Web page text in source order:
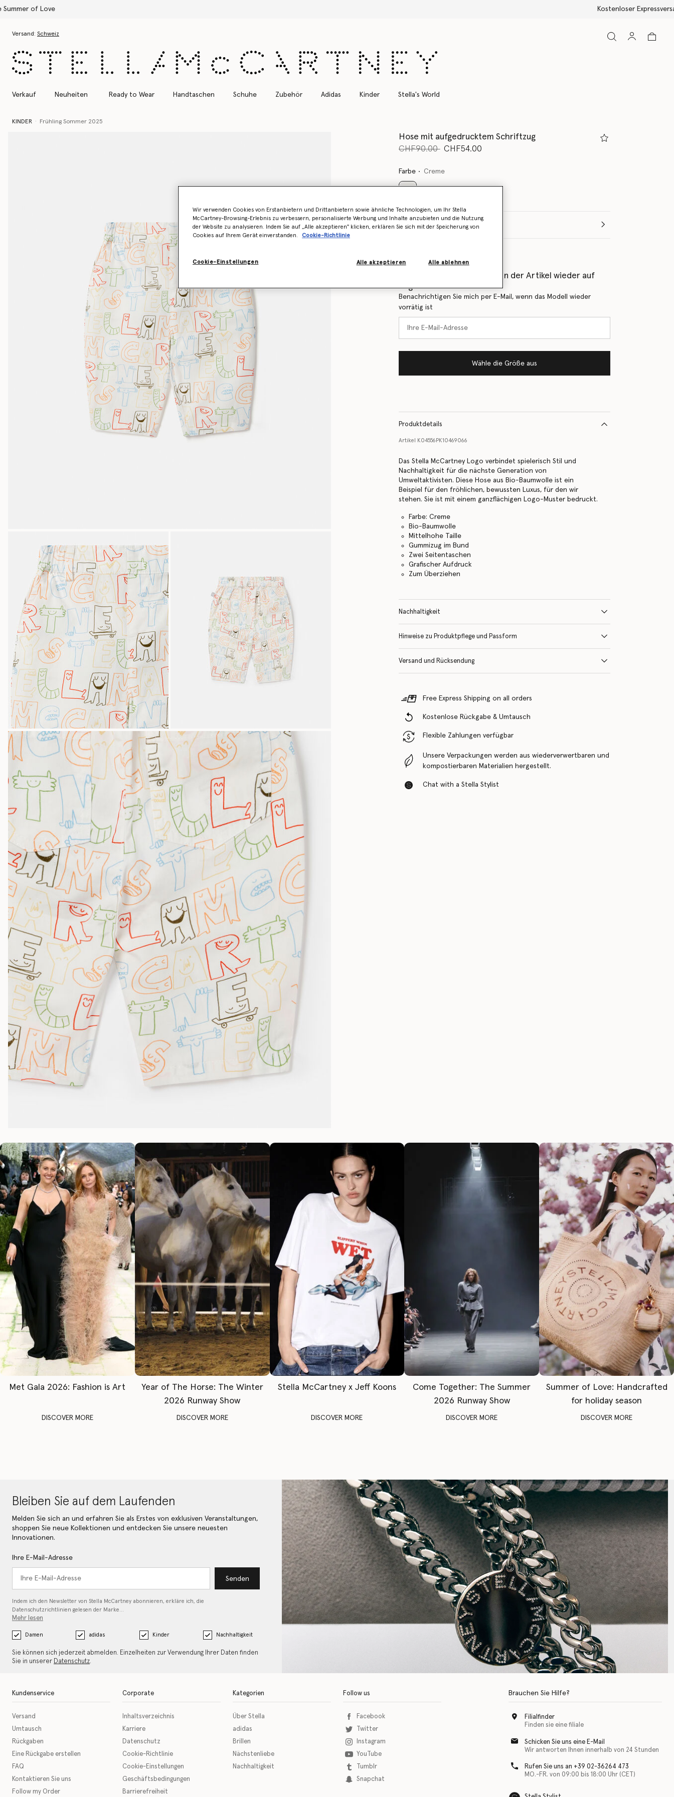
Versand: Schweiz
Verkauf Neuheiten Ready to Wear Handtaschen Schuhe Zubehör Adidas Kinder Stella's World
KINDER Frühling Sommer 2025
Hose mit aufgedrucktem Schriftzug
Preis reduziert von
CHF90.00bis
CHF54.00
Farbe Creme
Wähle die Größe aus (Months)
Erfahren Sie als Erstes, wenn der Artikel wieder auf
Lager ist
Benachrichtigen Sie mich per E-Mail, wenn das Modell wieder
vorrätig ist
Wähle die Größe aus
Produktdetails
Artikel K04556PK10469066
Das Stella McCartney Logo verbindet spielerisch Stil und
Nachhaltigkeit für die nächste Generation von
Umweltaktivisten. Diese Hose aus Bio-Baumwolle ist ein
Beispiel für den fröhlichen, bewussten Luxus, für den wir
stehen. Sie ist mit einem ganzflächigen Logo-Muster bedruckt.
Farbe: Creme
Bio-Baumwolle
Mittelhohe Taille
Gummizug im Bund
Zwei Seitentaschen
Grafischer Aufdruck
Zum Überziehen
Nachhaltigkeit
Hinweise zu Produktpflege und Passform
Versand und Rücksendung
Free Express Shipping on all orders
Kostenlose Rückgabe & Umtausch
Flexible Zahlungen verfügbar
Unsere Verpackungen werden aus wiederverwertbaren und
kompostierbaren Materialien hergestellt.
Chat with a Stella Stylist
Met Gala 2026: Fashion is Art
DISCOVER MORE
Year of The Horse: The Winter
2026 Runway Show
DISCOVER MORE
Stella McCartney x Jeff Koons
DISCOVER MORE
Come Together: The Summer
2026 Runway Show
DISCOVER MORE
Summer of Love: Handcrafted
for holiday season
DISCOVER MORE
Bleiben Sie auf dem Laufenden
Melden Sie sich an und erfahren Sie als Erstes von exklusiven Veranstaltungen,
shoppen Sie neue Kollektionen und entdecken Sie unsere neuesten
Innovationen.
Ihre E-Mail-Adresse
Senden
Indem ich den Newsletter von Stella McCartney abonnieren, erkläre ich, die
Datenschutzrichtlinien gelesen der Marke…
Mehr lesen
Damen adidas Kinder Nachhaltigkeit
Sie können sich jederzeit abmelden. Einzelheiten zur Verwendung Ihrer Daten finden
Sie in unserer Datenschutz.
Kundenservice
Versand
Umtausch
Rückgaben
Eine Rückgabe erstellen
FAQ
Kontaktieren Sie uns
Follow my Order
Corporate
Inhaltsverzeichnis
Karriere
Datenschutz
Cookie-Richtlinie
Cookie-Einstellungen
Geschäftsbedingungen
Barrierefreiheit
Kategorien
Über Stella
adidas
Brillen
Nächstenliebe
Nachhaltigkeit
Follow us
Facebook
Twitter
Instagram
YouTube
Tumblr
Snapchat
Brauchen Sie Hilfe?
Filialfinder
Finden sie eine filiale
Schicken Sie uns eine E-Mail
Wir antworten Ihnen innerhalb von 24 Stunden
Rufen Sie uns an +39 02-36264 473
MO.-FR. von 09:00 bis 18:00 Uhr (CET)
Wir verwenden Cookies von Erstanbietern und Drittanbietern sowie ähnliche Technologien, um Ihr Stella
McCartney-Browsing-Erlebnis zu verbessern, personalisierte Werbung und Inhalte anzubieten und die Nutzung
der Website zu analysieren. Indem Sie auf „Alle akzeptieren" klicken, erklären Sie sich mit der Speicherung von
Cookies auf Ihrem Gerät einverstanden.
Cookie-Richtlinie
Cookie-Einstellungen Alle ablehnen
Alle akzeptieren